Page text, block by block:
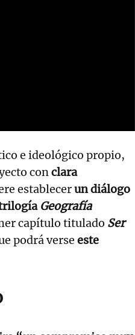
e ideológico propio,
conclara
establecerun diálogo
Geografía
capítulo titulado Ser
podrá verse este